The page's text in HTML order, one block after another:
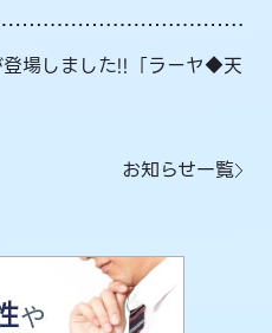
場しました!!「ラーヤ◆天
お知らせ一覧